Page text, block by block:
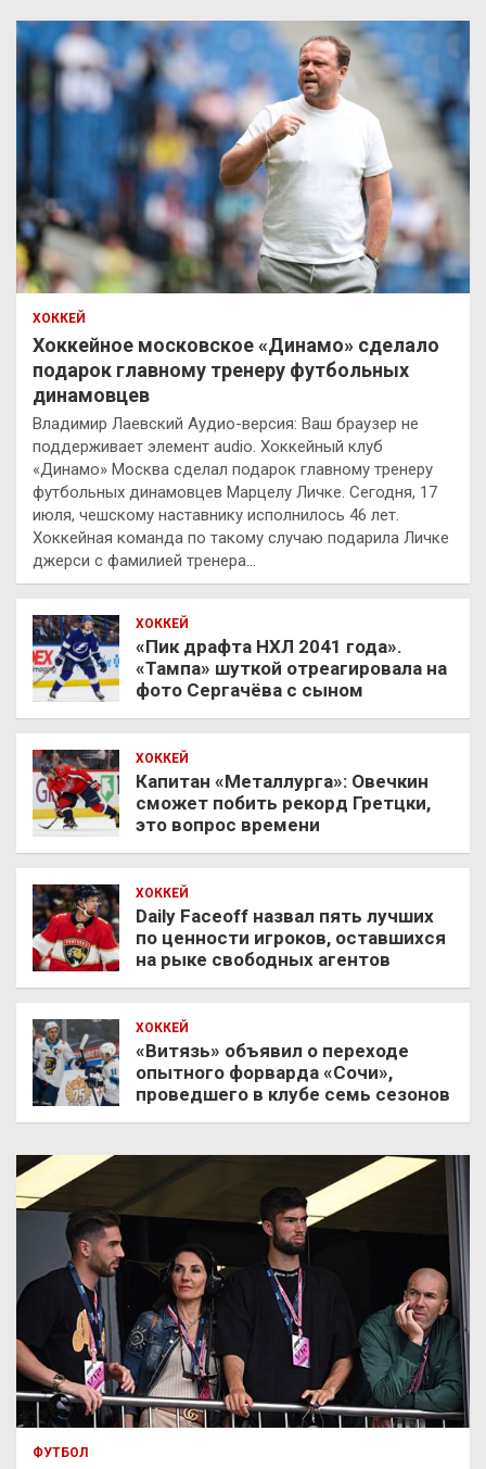
ХОККЕЙ
Хоккейное московское «Динамо» сделало
подарок главному тренеру футбольных
динамовцев
Владимир Лаевский Аудио-версия: Ваш браузер не
поддерживает элемент audio. Хоккейный клуб
«Динамо» Москва сделал подарок главному тренеру
футбольных динамовцев Марцелу Личке. Сегодня, 17
июля, чешскому наставнику исполнилось 46 лет.
Хоккейная команда по такому случаю подарила Личке
джерси с фамилией тренера…
ХОККЕЙ
«Пик драфта НХЛ 2041 года».
«Тампа» шуткой отреагировала на
фото Сергачёва с сыном
ХОККЕЙ
Капитан «Металлурга»: Овечкин
сможет побить рекорд Гретцки,
это вопрос времени
ХОККЕЙ
Daily Faceoff назвал пять лучших
по ценности игроков, оставшихся
на рыке свободных агентов
ХОККЕЙ
«Витязь» объявил о переходе
опытного форварда «Сочи»,
проведшего в клубе семь сезонов
ФУТБОЛ